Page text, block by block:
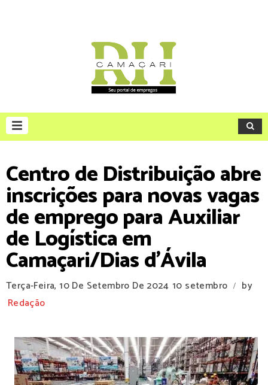
Centro de Distribuição abre
inscrições para novas vagas
de emprego para Auxiliar
de Logística em
Camaçari/Dias d'Ávila
Terça-Feira, 10 De Setembro De 2024 10 setembro /
by
Redação